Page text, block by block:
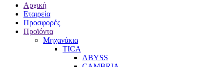
Αρχική
Εταιρεία
Προσφορές
Προϊόντα
Μηχανάκια
TICA
ABYSS